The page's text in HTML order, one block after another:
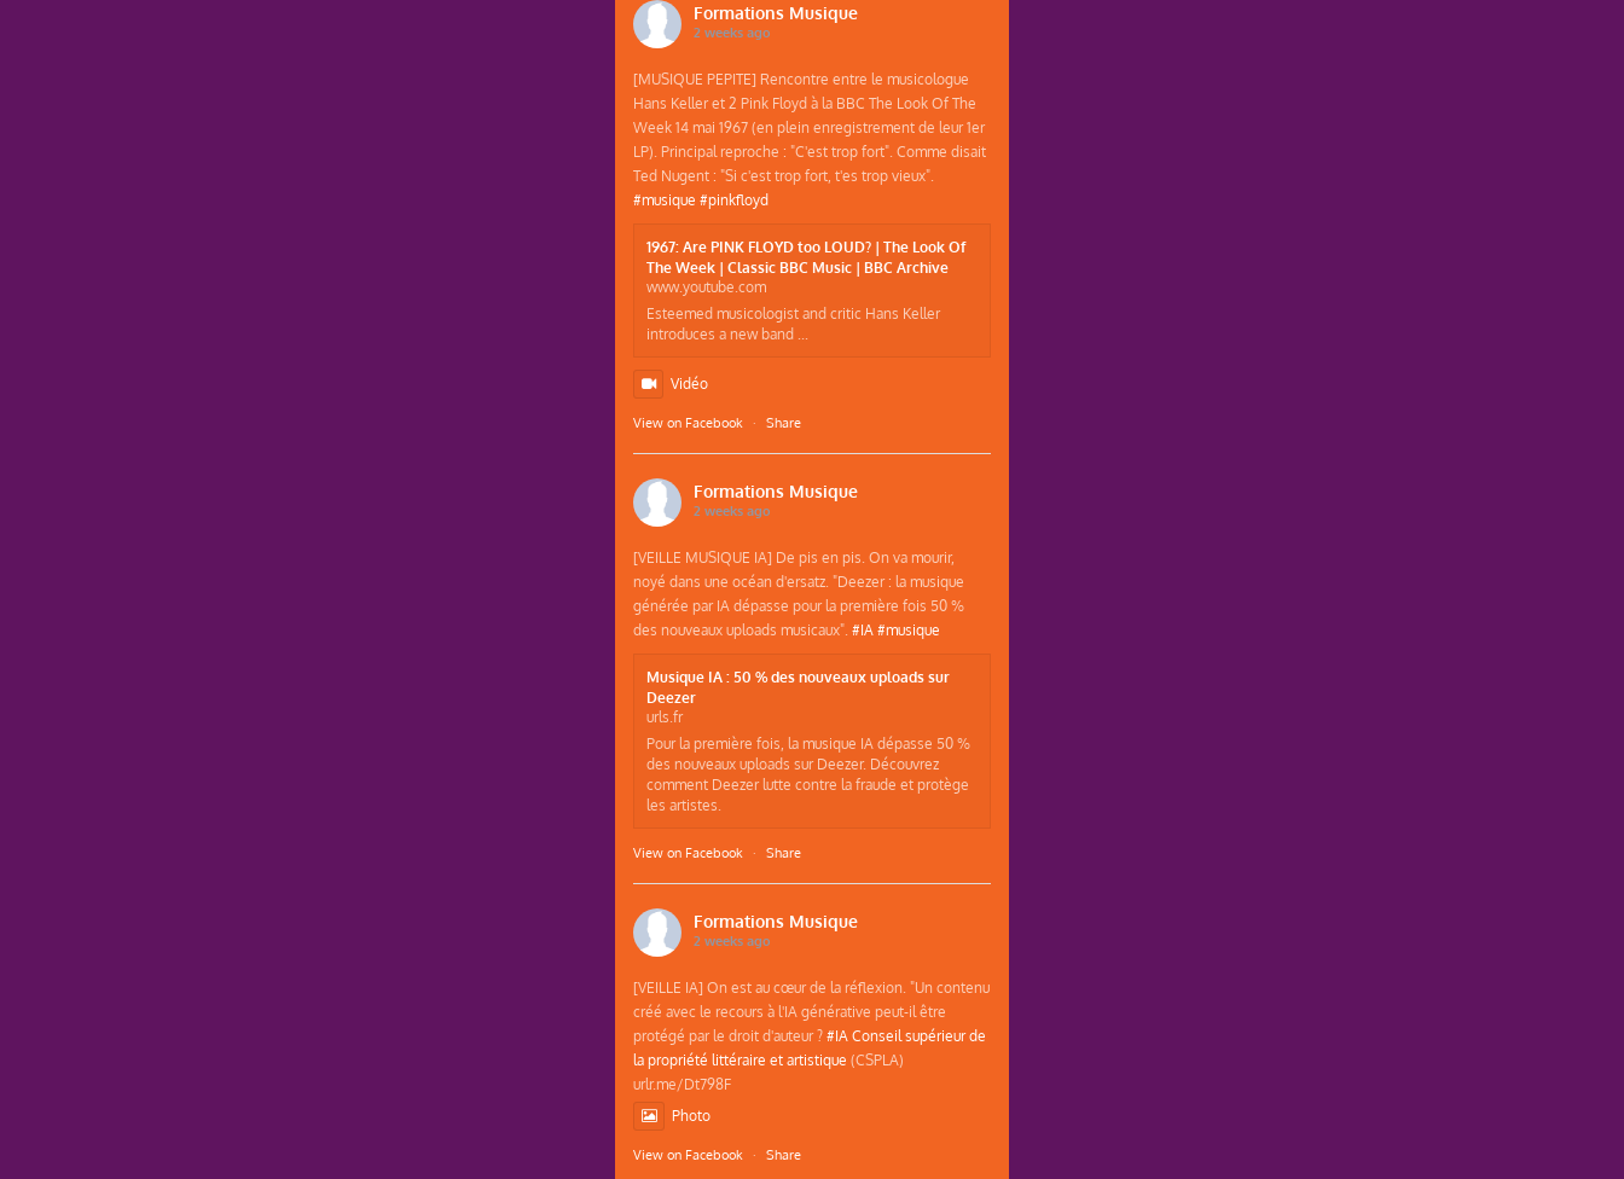
Formations Musique
2 weeks ago
[MUSIQUE PEPITE] Rencontre entre le musicologue
Hans Keller et 2 Pink Floyd à la BBC The Look Of The
Week 14 mai 1967 (en plein enregistrement de leur 1er
LP). Principal reproche : "C'est trop fort". Comme disait
Ted Nugent : "Si c'est trop fort, t'es trop vieux".
#musique #pinkfloyd
1967: Are PINK FLOYD too LOUD? | The Look Of
The Week | Classic BBC Music | BBC Archive
www.youtube.com
Esteemed musicologist and critic Hans Keller
introduces a new band ...
Vidéo
View on Facebook · Share
Formations Musique
2 weeks ago
[VEILLE MUSIQUE IA] De pis en pis. On va mourir,
noyé dans une océan d'ersatz. "Deezer : la musique
générée par IA dépasse pour la première fois 50 %
des nouveaux uploads musicaux". #IA #musique
Musique IA : 50 % des nouveaux uploads sur
Deezer
urls.fr
Pour la première fois, la musique IA dépasse 50 %
des nouveaux uploads sur Deezer. Découvrez
comment Deezer lutte contre la fraude et protège
les artistes.
View on Facebook · Share
Formations Musique
2 weeks ago
[VEILLE IA] On est au cœur de la réflexion. "Un contenu
créé avec le recours à l'IA générative peut-il être
protégé par le droit d'auteur ?#IA Conseil supérieur de
la propriété littéraire et artistique (CSPLA)
urlr.me/Dt798F
Photo
View on Facebook · Share